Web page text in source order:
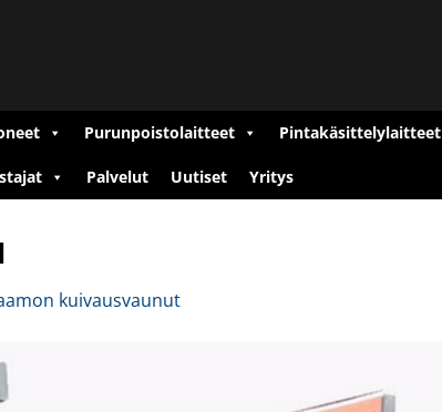
Purunpoistolaitteet Pintakäsittelylaitteet
Palvelut Uutiset Yritys
kuivausvaunut